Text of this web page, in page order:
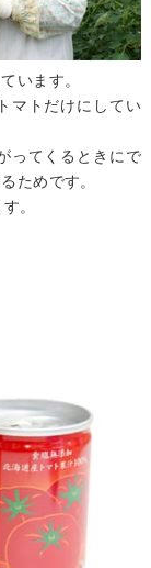
います。
マトだけにしてい
ってくるときにで
ためです。
。